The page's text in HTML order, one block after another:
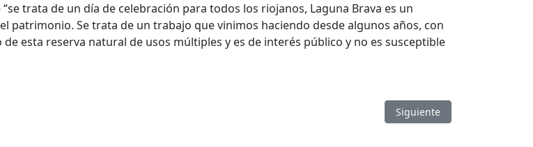
trata de un día de celebración para todos los riojanos, Laguna Brava es un
patrimonio. Se trata de un trabajo que vinimos haciendo desde algunos años, con
esta reserva natural de usos múltiples y es de interés público y no es susceptible
a los Sistemas de Información Geográficos Aplicados a los Organismos Públicos Artículo siguiente: El
Siguiente